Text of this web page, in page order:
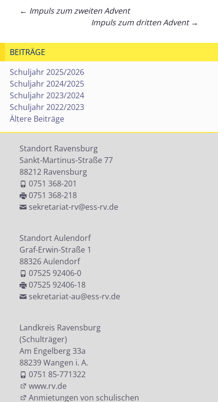
Beitragsnavigation
← Impuls zum zweiten Advent
Impuls zum dritten Advent →
BEITRÄGE
Schuljahr 2025/2026
Schuljahr 2024/2025
Schuljahr 2023/2024
Schuljahr 2022/2023
Ältere Beiträge
Standort Ravensburg
Sankt-Martinus-Straße 77
88212 Ravensburg
0751 368-201
0751 368-218
sekretariat-rv@ess-rv.de
Standort Aulendorf
Graf-Erwin-Straße 1
88326 Aulendorf
07525 92406-0
07525 92406-18
sekretariat-au@ess-rv.de
Landkreis Ravensburg
(Schulträger)
Am Engelberg 33a
88239 Wangen i. A.
0751 85-771322
www.rv.de
Anmietungen von schulischen